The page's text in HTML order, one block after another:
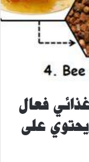
فعال
على